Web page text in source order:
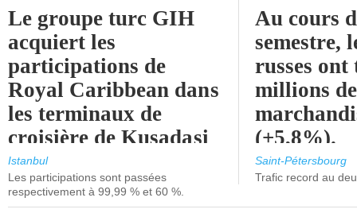
Le groupe turc GIH
acquiert les
participations de
Royal Caribbean dans
les terminaux de
croisière de Kusadasi
et de Lisbonne.
Istanbul
Les participations sont passées
respectivement à 99,99 % et 60 %.
Au cours
semestre,
russes
millions
(+5,8%).
Saint-Pétersbourg
Trafic record au